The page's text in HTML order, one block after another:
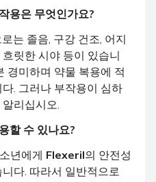
용은 무엇인가요?
는 졸음, 구강 건조, 어지
릿한 시야 등이 있습니
경미하며 약물 복용에 적
. 그러나 부작용이 심하
리십시오.
할 수 있나요?
년에게 Flexeril의 안전성
다. 따라서 일반적으로